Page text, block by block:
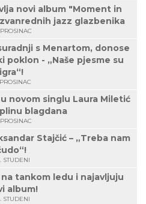
novi album "Moment in
jazz glazbenika
s Menartom, donose
poklon - „Naše pjesme su
igra“!
novom singlu Laura Miletić
blagdana
Stajčić – „Treba nam
STUDENI
na tankom ledu i najavljuju
album!
STUDENI